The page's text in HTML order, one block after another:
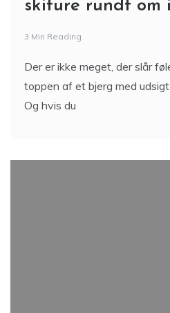
skiture rundt om
3 Min Reading
Der er ikke meget, der slår
toppen af et bjerg med
Og hvis du